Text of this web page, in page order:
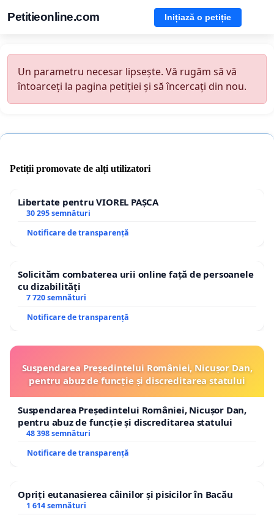
Petitieonline.com Inițiază o petiție
Un parametru necesar lipsește. Vă rugăm să vă
întoarceți la pagina petiției și să încercați din nou.
Petiții promovate de alți utilizatori
Libertate pentru VIOREL PAȘCA
30 295 semnături
Notificare de transparență
Solicităm combaterea urii online față de persoanele
cu dizabilități
7 720 semnături
Notificare de transparență
Suspendarea Președintelui României, Nicușor Dan,
pentru abuz de funcție și discreditarea statului
Suspendarea Președintelui României, Nicușor Dan,
pentru abuz de funcție și discreditarea statului
48 398 semnături
Notificare de transparență
Opriți eutanasierea câinilor și pisicilor în Bacău
1 614 semnături